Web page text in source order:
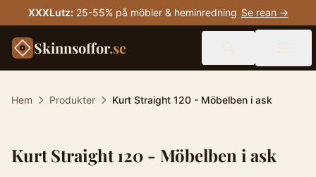
XXXLutz: 25-55% på möbler & heminredning Se rean →
Skinnsoffor.se
Hem Produkter Kurt Straight 120 - Möbelben i ask
Kurt Straight 120 - Möbelben i ask